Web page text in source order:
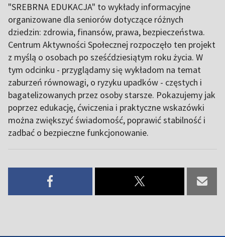
"SREBRNA EDUKACJA" to wykłady informacyjne
organizowane dla seniorów dotyczące różnych
dziedzin: zdrowia, finansów, prawa, bezpieczeństwa.
Centrum Aktywności Społecznej rozpoczęło ten projekt
z myślą o osobach po sześćdziesiątym roku życia. W
tym odcinku - przyglądamy się wykładom na temat
zaburzeń równowagi, o ryzyku upadków - częstych i
bagatelizowanych przez osoby starsze. Pokazujemy jak
poprzez edukację, ćwiczenia i praktyczne wskazówki
można zwiększyć świadomość, poprawić stabilność i
zadbać o bezpieczne funkcjonowanie.